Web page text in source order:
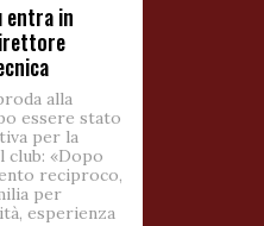
entra in
alla
essere stato
per la
club: «Dopo
reciproco,
per
esperienza